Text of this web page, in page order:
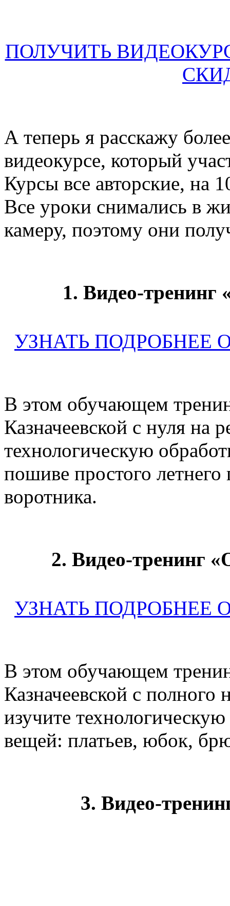
ПОЛУЧИТЬ
А теперь я расскажу
видеокурсе, который
Курсы все авторские, на
Все уроки снимались в
камеру, поэтому они
1. Видео-
УЗНАТЬ ПОДРОБНЕЕ
В этом обучающем
Казначеевской с нуля на
технологическую
пошиве простого летнего
воротника.
2. Видео-тренинг
УЗНАТЬ ПОДРОБНЕЕ
В этом обучающем
Казначеевской с
изучите
вещей: платьев, юбок,
3. Видео-